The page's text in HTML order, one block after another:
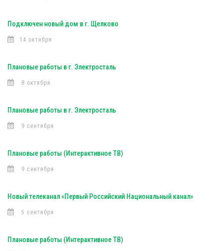
Подключен новый дом в г. Щелково
14 октября
Плановые работы в г. Электросталь
8 октября
Плановые работы в г. Электросталь
9 сентября
Плановые работы (Интерактивное ТВ)
9 сентября
Новый телеканал «Первый Российский Национальный канал»
5 сентября
Плановые работы (Интерактивное ТВ)